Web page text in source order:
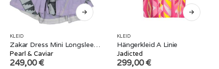
KLEID
Zakar Dress Mini Longsleeve Lilac
Pearl & Caviar
249,00€
KLEID
Hängerkleid A Linie
Jadicted
299,00€